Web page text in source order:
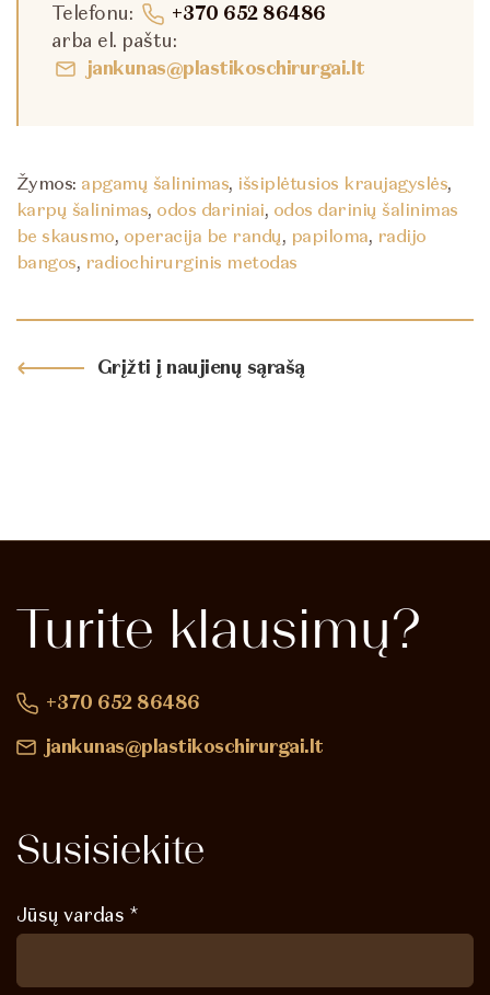
Telefonu:
+370 652 86486
arba el. paštu:
jankunas@plastikoschirurgai.lt
Žymos: apgamų šalinimas, išsiplėtusios kraujagyslės,
karpų šalinimas, odos dariniai, odos darinių šalinimas
be skausmo, operacija be randų, papiloma, radijo
bangos, radiochirurginis metodas
Grįžti į naujienų sąrašą
Turite klausimų?
+370 652 86486
jankunas@plastikoschirurgai.lt
Susisiekite
Jūsų vardas *